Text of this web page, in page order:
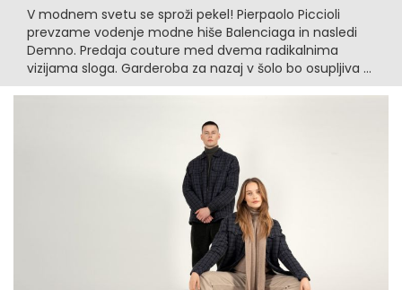
V modnem svetu se sproži pekel! Pierpaolo Piccioli
prevzame vodenje modne hiše Balenciaga in nasledi
Demno. Predaja couture med dvema radikalnima
vizijama sloga. Garderoba za nazaj v šolo bo osupljiva ...